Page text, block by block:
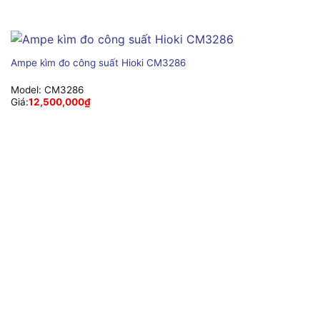
Ampe kìm đo công suất Hioki CM3286
Model: CM3286
Giá:12,500,000₫